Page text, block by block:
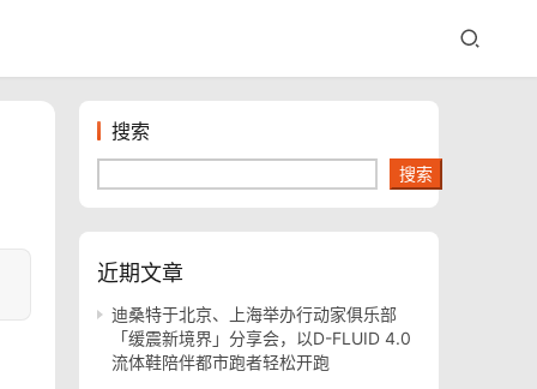
搜索
搜索
近期文章
迪桑特于北京、上海举办行动家俱乐部
「缓震新境界」分享会，以D-FLUID 4.0
流体鞋陪伴都市跑者轻松开跑